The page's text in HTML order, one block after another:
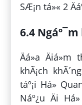
SÆ¡n tá»« 2
6.4 Ngáº¯m
Äá»a
khÃ¡ch
táº¡i Há»
Náº¿u Äi